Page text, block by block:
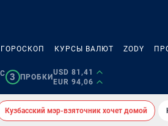
ГОРОСКОП КУРСЫ ВАЛЮТ ZODY
3 ПРОБКИ
USD 81,41
EUR 94,06
Кузбасский мэр-взяточник хочет домой